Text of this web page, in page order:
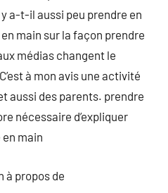
a-t-il aussi peu prendre en
main sur la façon prendre
médias changent le
à mon avis une activité
aussi des parents. prendre
nécessaire d’expliquer
main
à propos de